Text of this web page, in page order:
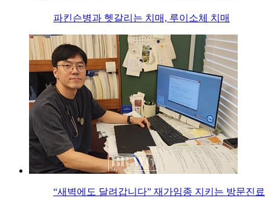
파킨슨병과 헷갈리는 치매, 루이소체 치매
“새벽에도 달려갑니다” 재가임종 지키는 방문진료